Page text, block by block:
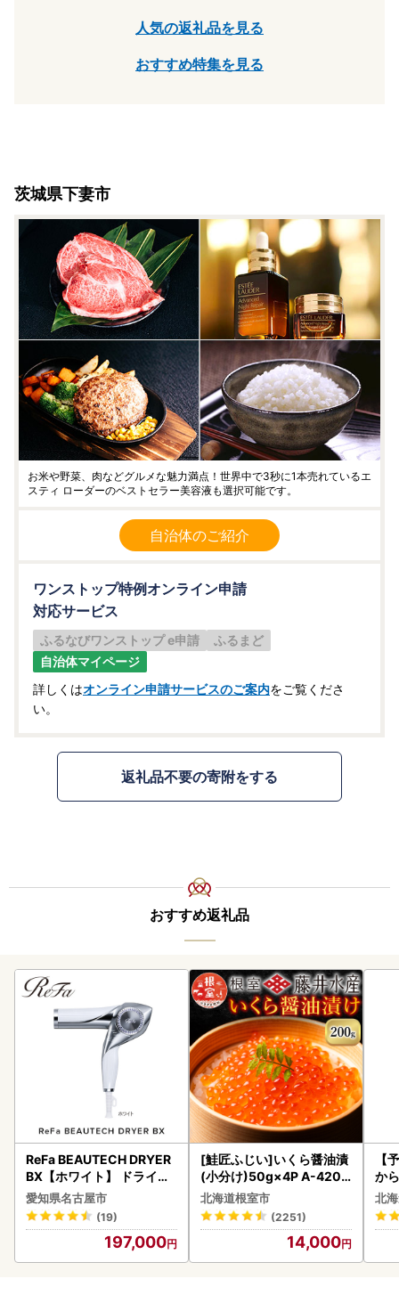
人気の返礼品を見る
おすすめ特集を見る
茨城県下妻市
お米や野菜、肉などグルメな魅力満点！世界中で3秒に1本売れているエ
スティ ローダーのベストセラー美容液も選択可能です。
自治体のご紹介
ワンストップ特例オンライン申請
対応サービス
ふるなびワンストップ e申請
ふるまど
自治体マイページ
詳しくはオンライン申請サービスのご案内をご覧くださ
い。
返礼品不要の寄附をする
おすすめ返礼品
ReFa BEAUTECH DRYER
BX【ホワイト】 ドライヤ
ー 美容 家電 ドライヤー リ
ファ
愛知県名古屋市
(19)
197,000
[鮭匠ふじい]いくら醤油漬
(小分け)50g×4P A-4209
5
北海道根室市
(2251)
14,000
【
か
ら
g (
)【
北